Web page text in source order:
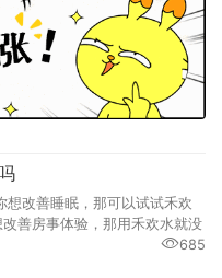
改善睡眠，那可以试试禾欢
善房事体验，那用禾欢水就没
685